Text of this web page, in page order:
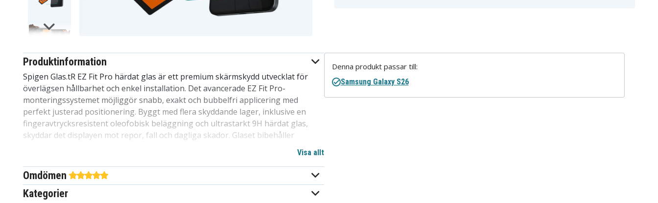
Produktinformation
Spigen Glas.tR EZ Fit Pro härdat glas är ett premium skärmskydd utvecklat för
överlägsen hållbarhet och enkel installation. Det avancerade EZ Fit Pro-
monteringssystemet möjliggör snabb, exakt och bubbelfri applicering med
perfekt justerad positionering. Byggt med flera skyddande lager, inklusive en
fingeravtrycksresistent oleofobisk beläggning och ultrastarkt 9H härdat glas,
skyddar det displayen mot repor, fall och dagliga skador. Glaset bibehåller
Specifikationer:
Märke:
Visa allt
Omdömen
Kategorier
Denna produkt passar till:
Samsung Galaxy S26